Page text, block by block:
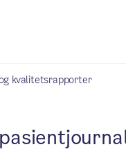
kvalitetsrapporter